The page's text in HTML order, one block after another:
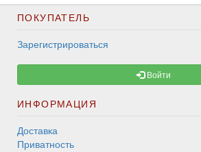
ПОКУПАТЕЛЬ
Зарегистрироваться
Войти
ИНФОРМАЦИЯ
Доставка
Приватность